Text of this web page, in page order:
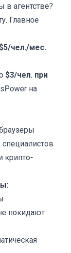
в агентстве?
Главное
чел./мес.
$3/чел. при
на
крипто-
покидают